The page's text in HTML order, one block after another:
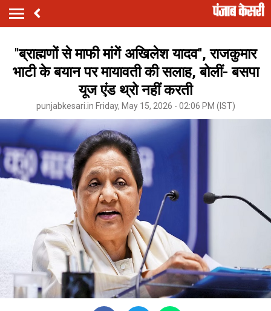
''ब्राह्मणों से माफी मांगें अखिलेश यादव'', राजकुमार
भाटी के बयान पर मायावती की सलाह, बोलीं- बसपा
यूज एंड थ्रो नहीं करती
punjabkesari.in Friday, May 15, 2026 - 02:06 PM (IST)